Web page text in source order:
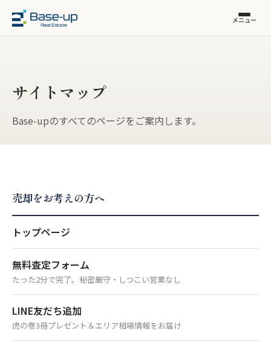
メニュー
福岡市の不動産売却
サイトマップ
Base-upのすべてのページをご案内します。
売却をお考えの方へ
トップページ
無料査定フォーム
たった2分で完了。秘密厳守・しつこい営業なし
LINE友だち追加
虎の巻3冊プレゼント＆エリア相場情報をお届け